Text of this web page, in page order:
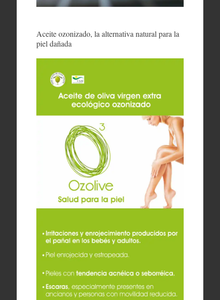
Aceite ozonizado, la alternativa natural para la
piel dañada